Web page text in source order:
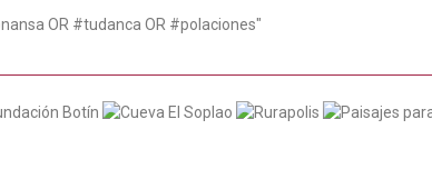
OR #tudanca OR #polaciones"